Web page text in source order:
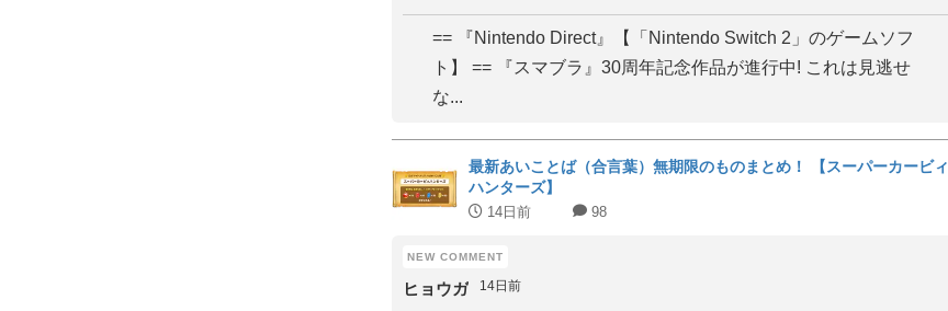
== 『Nintendo Direct』【「Nintendo Switch 2」のゲームソフ
ト】 == 『スマブラ』30周年記念作品が進行中! これは見逃せ
な...
最新あいことば（合言葉）無期限のものまとめ！ 【スーパーカービィ
ハンターズ】
14日前 98
ヒョウガ 14日前